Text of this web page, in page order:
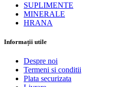
SUPLIMENTE
MINERALE
HRANA
Informații utile
Despre noi
Termeni si conditii
Plata securizata